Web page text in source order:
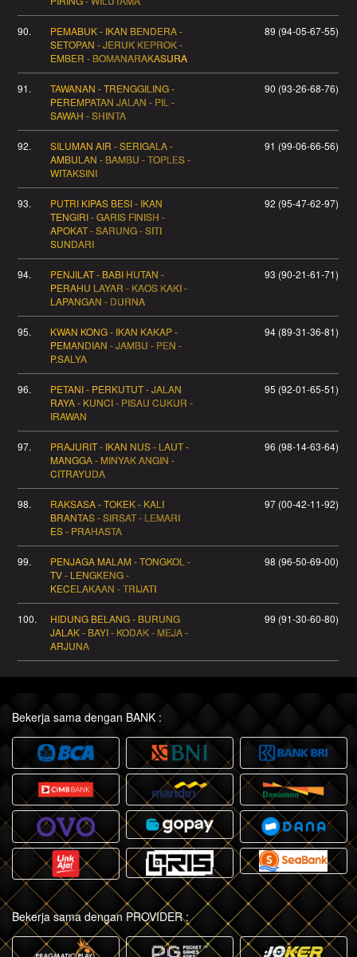
90.
PEMABUK - IKAN BENDERA -
SETOPAN - JERUK KEPROK -
EMBER - BOMANARAKASURA
89 (94-05-67-55)
91.
TAWANAN - TRENGGILING -
PEREMPATAN JALAN - PIL -
SAWAH - SHINTA
90 (93-26-68-76)
92.
SILUMAN AIR - SERIGALA -
AMBULAN - BAMBU - TOPLES -
WITAKSINI
91 (99-06-66-56)
93.
PUTRI KIPAS BESI - IKAN
TENGIRI - GARIS FINISH -
APOKAT - SARUNG - SITI
SUNDARI
92 (95-47-62-97)
94.
PENJILAT - BABI HUTAN -
PERAHU LAYAR - KAOS KAKI -
LAPANGAN - DURNA
93 (90-21-61-71)
95.
KWAN KONG - IKAN KAKAP -
PEMANDIAN - JAMBU - PEN -
P.SALYA
94 (89-31-36-81)
96.
PETANI - PERKUTUT - JALAN
RAYA - KUNCI - PISAU CUKUR -
IRAWAN
95 (92-01-65-51)
97.
PRAJURIT - IKAN NUS - LAUT -
MANGGA - MINYAK ANGIN -
CITRAYUDA
96 (98-14-63-64)
98.
RAKSASA - TOKEK - KALI
BRANTAS - SIRSAT - LEMARI
ES - PRAHASTA
97 (00-42-11-92)
99.
PENJAGA MALAM - TONGKOL -
TV - LENGKENG -
KECELAKAAN - TRIJATI
98 (96-50-69-00)
100.
HIDUNG BELANG - BURUNG
JALAK - BAYI - KODAK - MEJA -
ARJUNA
99 (91-30-60-80)
Bekerja sama dengan BANK :
Bekerja sama dengan PROVIDER :